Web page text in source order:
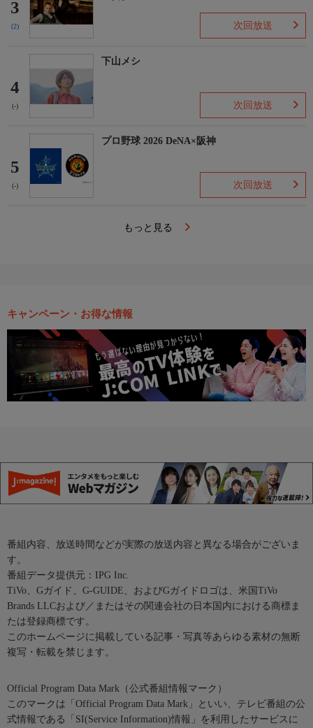
3
(2) 次回放送
4
(-)
下山メシ
次回放送
5
(-)
プロ野球 2026 DeNA×阪神
次回放送
もっと見る
キャンペーン・お得な情報
番組内容、放送時間などが実際の放送内容と異なる場合がございま
す。
番組データ提供元：IPG Inc.
TiVo、Gガイド、G-GUIDE、およびGガイドロゴは、米国TiVo
Brands LLCおよび／またはその関連会社の日本国内における商標ま
たは登録商標です。
このホームページに掲載している記事・写真等あらゆる素材の無断
複写・転載を禁じます。
Official Program Data Mark（公式番組情報マーク）
このマークは「Official Program Data Mark」といい、テレビ番組の公
式情報である「SI(Service Information)情報」を利用したサービスに